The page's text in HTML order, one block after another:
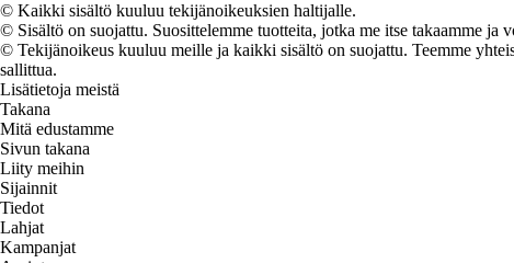
© Kaikki sisältö kuuluu tekijänoikeuksien haltijalle.
© Sisältö on suojattu. Suosittelemme tuotteita, jotka me itse takaamme ja
© Tekijänoikeus kuuluu meille ja kaikki sisältö on suojattu. Teemme
sallittua.
Lisätietoja meistä
Takana
Mitä edustamme
Sivun takana
Liity meihin
Sijainnit
Tiedot
Lahjat
Kampanjat